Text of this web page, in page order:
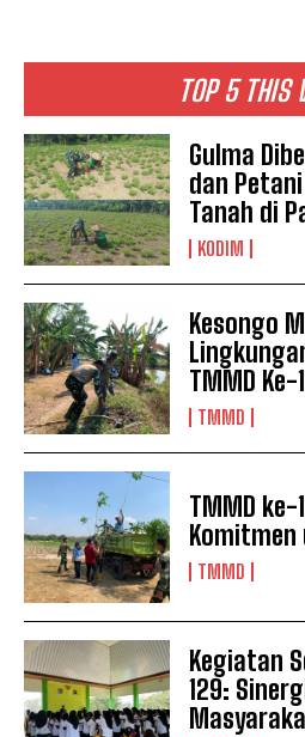
TOP 5 THIS
Gulma
dan
Tanah di
KODIM
Kesongo
TMMD Ke-
TMMD
TMMD ke-
TMMD
Kegiatan
129: